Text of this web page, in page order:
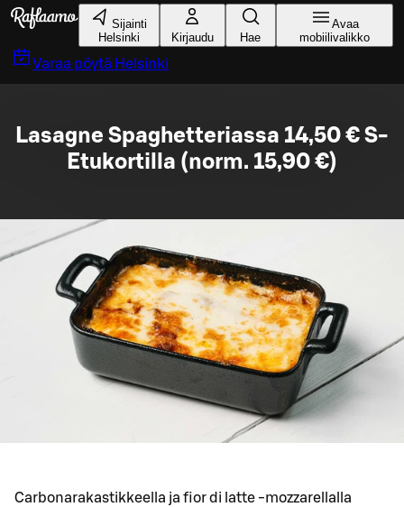
Siirry pääsisältöön
Sijainti
Helsinki
Kirjaudu Hae
Avaa
mobiilivalikko
Varaa pöytä Helsinki
Lasagne Spaghetteriassa 14,50 € S-
Etukortilla (norm. 15,90 €)
Carbonarakastikkeella ja fior di latte -mozzarellalla